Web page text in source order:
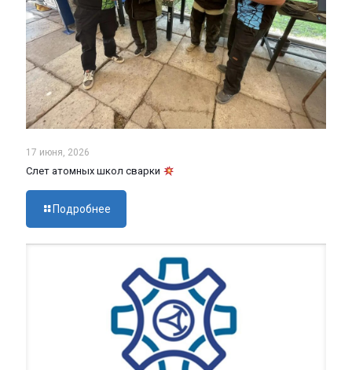
17 июня, 2026
Слет атомных школ сварки
Подробнее